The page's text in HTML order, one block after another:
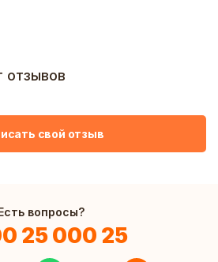
отзывов
свой отзыв
вопросы?
25 000 25